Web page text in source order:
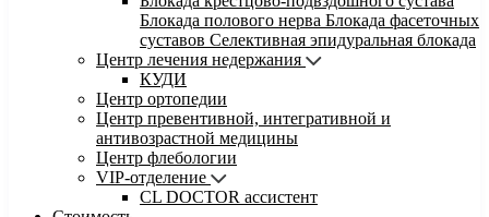
Блокада полового нерва Блокада фасеточных
суставов Селективная эпидуральная блокада
Центр лечения недержания
КУДИ
Центр ортопедии
Центр превентивной, интегративной и
антивозрастной медицины
Центр флебологии
VIP-отделение
CL DOCTOR ассистент